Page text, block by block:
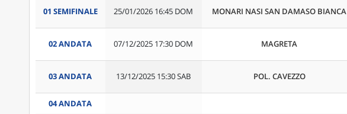
01 SEMIFINALE 25/01/2026 16:45 DOM MONARI NASI SAN DAMASO BIANCA
02 ANDATA 07/12/2025 17:30 DOM MAGRETA
03 ANDATA 13/12/2025 15:30 SAB POL. CAVEZZO
04 ANDATA